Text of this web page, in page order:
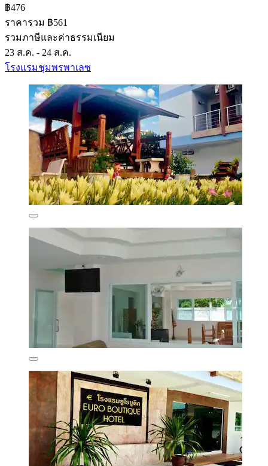
฿476
ราคารวม ฿561
รวมภาษีและค่าธรรมเนียม
23 ส.ค. - 24 ส.ค.
โรงแรมชุมพรพาเลซ